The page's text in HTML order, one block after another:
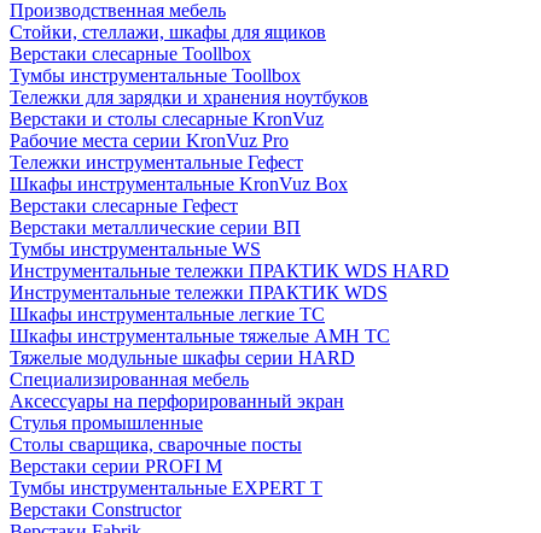
Производственная мебель
Стойки, стеллажи, шкафы для ящиков
Верстаки слесарные Toollbox
Тумбы инструментальные Toollbox
Тележки для зарядки и хранения ноутбуков
Верстаки и столы слесарные KronVuz
Рабочие места серии KronVuz Pro
Тележки инструментальные Гефест
Шкафы инструментальные KronVuz Box
Верстаки слесарные Гефест
Верстаки металлические серии ВП
Тумбы инструментальные WS
Инструментальные тележки ПРАКТИК WDS HARD
Инструментальные тележки ПРАКТИК WDS
Шкафы инструментальные легкие ТС
Шкафы инструментальные тяжелые AMH TC
Тяжелые модульные шкафы серии HARD
Cпециализированная мебель
Аксессуары на перфорированный экран
Стулья промышленные
Столы сварщика, сварочные посты
Верстаки серии PROFI M
Тумбы инструментальные EXPERT T
Верстаки Constructor